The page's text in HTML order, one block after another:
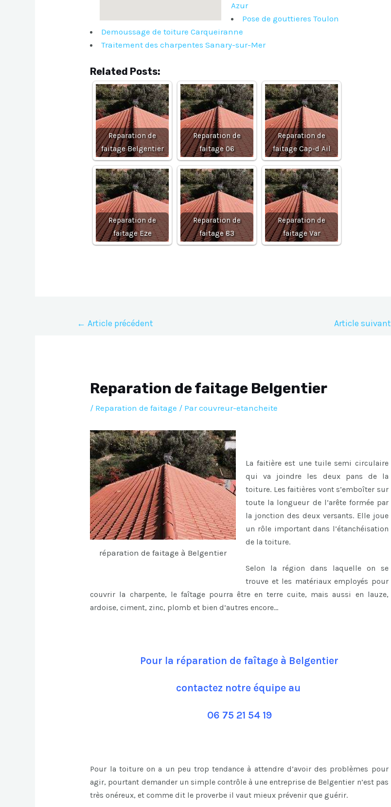
Azur
Pose de gouttieres Toulon
Demoussage de toiture Carqueiranne
Traitement des charpentes Sanary-sur-Mer
Related Posts:
Reparation de
faitage Belgentier
Reparation de
faitage 06
Reparation de
faitage Cap-d Ail
Reparation de
faitage Eze
Reparation de
faitage 83
Reparation de
faitage Var
Navigation
← Article précédent Article suivant
Reparation de faitage Belgentier
/ Reparation de faitage / Parcouvreur-etancheite
réparation de faitage à Belgentier
La faitière est une tuile semi circulaire
qui va joindre les deux pans de la
toiture. Les faitières vont s’emboîter sur
toute la longueur de l’arête formée par
la jonction des deux versants. Elle joue
un rôle important dans l’étanchéisation
de la toiture.
Selon la région dans laquelle on se
trouve et les matériaux employés pour
couvrir la charpente, le faîtage pourra être en terre cuite, mais aussi en lauze,
ardoise, ciment, zinc, plomb et bien d’autres encore…
Pour la réparation de faîtage à Belgentier
contactez notre équipe au
06 75 21 54 19
Pour la toiture on a un peu trop tendance à attendre d’avoir des problèmes pour
agir, pourtant demander un simple contrôle à une entreprise de Belgentier n’est pas
très onéreux, et comme dit le proverbe il vaut mieux prévenir que guérir.